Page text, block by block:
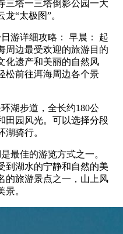
三塔一三塔倒影公园一大
“太极图”。
游详细攻略： 早晨： 起
周边最受欢迎的旅游目的
化遗产和美丽的自然风
松前往洱海周边各个景
湖步道，全长约180公
田园风光。可以选择分段
骑行。
最佳的游览方式之一。
到湖水的宁静和自然的美
的旅游景点之一，山上风
。